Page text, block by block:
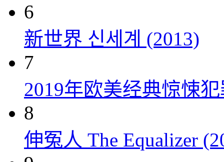
6
新世界 신세계 (2013)
7
2019年欧美经典惊悚
8
伸冤人 The Equalizer